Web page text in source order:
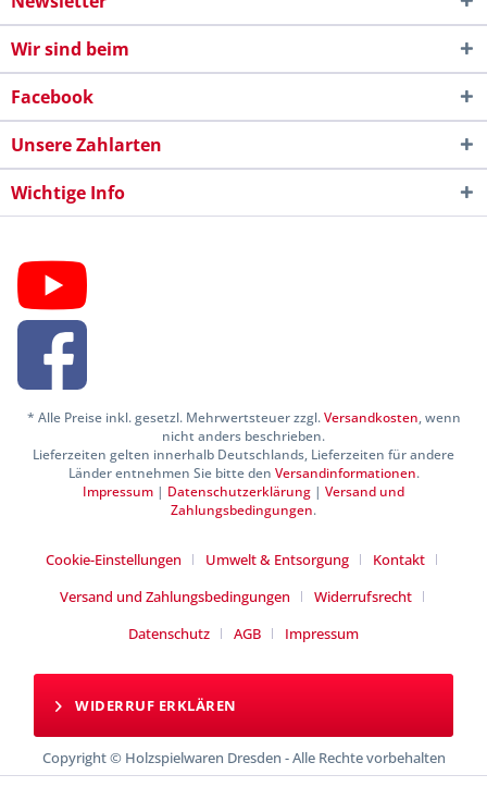
Wir sind beim
Facebook
Unsere Zahlarten
Wichtige Info
* Alle Preise inkl. gesetzl. Mehrwertsteuer zzgl.Versandkosten, wenn
nicht anders beschrieben.
Lieferzeiten gelten innerhalb Deutschlands, Lieferzeiten für andere
Länder entnehmen Sie bitte den Versandinformationen.
Impressum | Datenschutzerklärung | Versand und
Zahlungsbedingungen.
Cookie-Einstellungen Umwelt & Entsorgung
Kontakt
Versand und Zahlungsbedingungen
Widerrufsrecht
Datenschutz
AGB Impressum
WIDERRUF ERKLÄREN
Copyright © Holzspielwaren Dresden - Alle Rechte vorbehalten